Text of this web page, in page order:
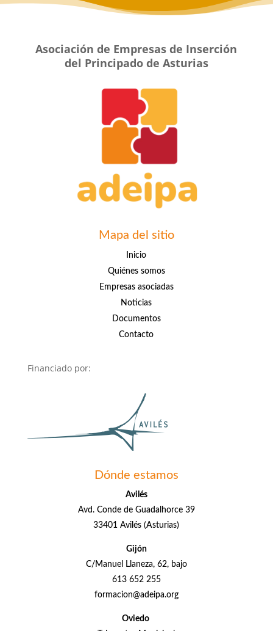
Asociación de Empresas de Inserción
del Principado de Asturias
Mapa del sitio
Inicio
Quiénes somos
Empresas asociadas
Noticias
Documentos
Contacto
Financiado por:
Dónde estamos
Avilés
Avd. Conde de Guadalhorce 39
33401 Avilés (Asturias)
Gijón
C/Manuel Llaneza, 62, bajo
613 652 255
formacion@adeipa.org
Oviedo